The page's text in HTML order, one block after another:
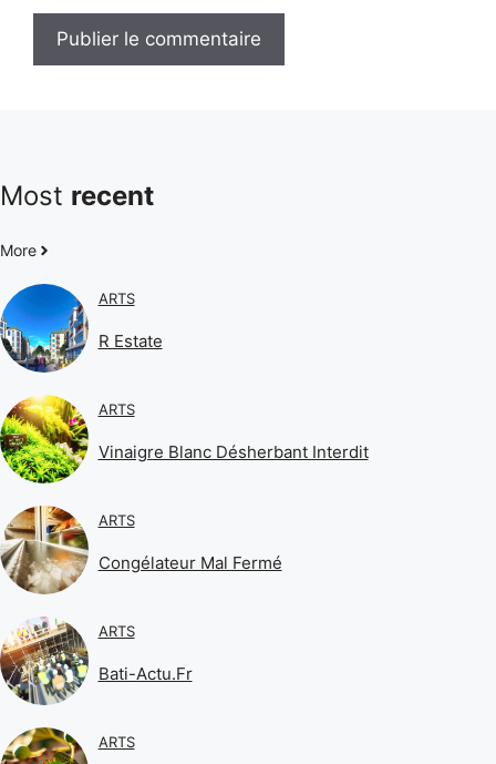
Most recent
More
ARTS
R Estate
ARTS
Vinaigre Blanc Désherbant Interdit
ARTS
Congélateur Mal Fermé
ARTS
Bati-Actu.fr
ARTS